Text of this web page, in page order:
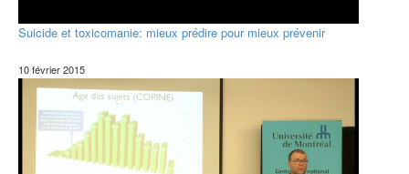
Suicide et toxicomanie: mieux prédire pour mieux prévenir
10 février 2015